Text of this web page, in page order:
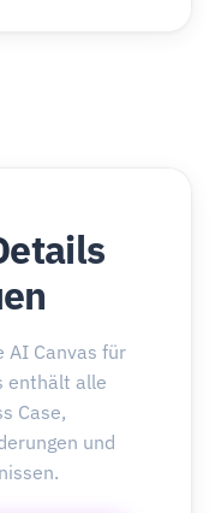
AI Canvas für
enthält alle
Case,
und